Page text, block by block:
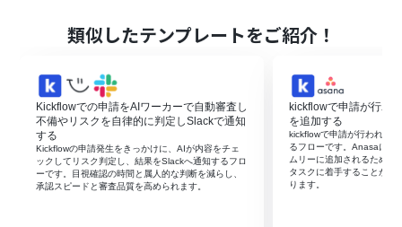
ります。
り、次の作業への迅速な移行が実現します。
情報の共有が円滑になり、業務の効率性が向上するのはもちろ
ん、各メンバーがリアルタイムで承認結果を把握できるため、
コミュニケーションの無駄が減少します。
チャット上でそのまま申請内容に関するやりとりもできるた
め、メンバーの連携強化にも寄与します。
類似したテンプレートをご紹介！
Kickflowでの申請をAIワーカーで自動審査し
不備やリスクを自律的に判定しSlackで通知
する
Kickflowの申請発生をきっかけに、AIが内容をチェ
ックしてリスク判定し、結果をSlackへ通知するフロ
ーです。目視確認の時間と属人的な判断を減らし、
承認スピードと審査品質を高められます。
kickflowで申請が行わ
を追加する
kickflowで申請が行われた
るフローです。Anasaには
ムリーに追加されるため、
タスクに着手することがで
ります。